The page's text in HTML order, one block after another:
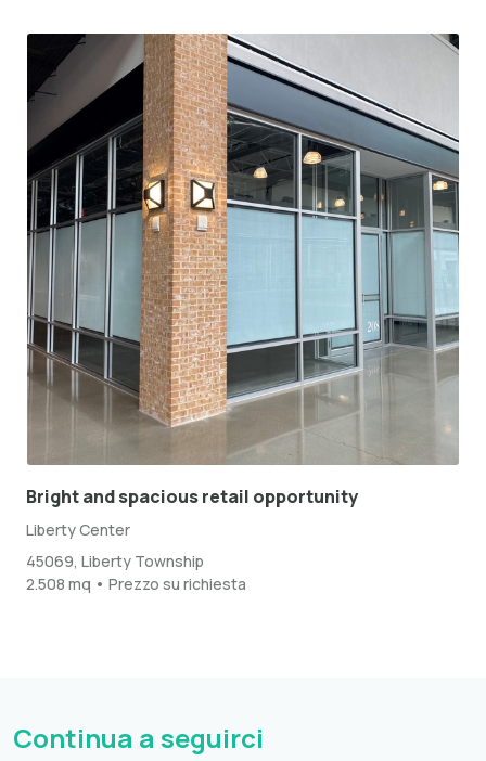
Bright and spacious retail opportunity
Liberty Center
45069, Liberty Township
2.508 mq • Prezzo su richiesta
Continua a seguirci